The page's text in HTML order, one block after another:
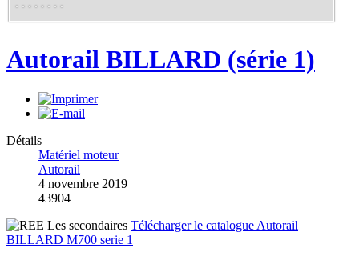
Autorail BILLARD (série 1)
Détails
Matériel moteur
Autorail
4 novembre 2019
43904
Télécharger le catalogue Autorail
BILLARD M700 serie 1